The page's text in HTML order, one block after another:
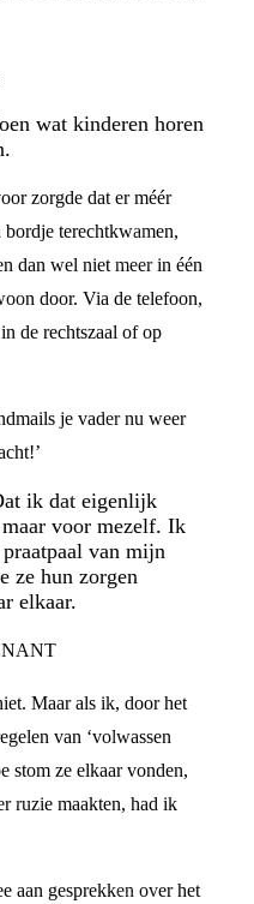
wat kinderen horen
zorgde dat er méér
terechtkwamen,
dan wel niet meer in één
door. Via de telefoon,
de rechtszaal of op
je vader nu weer
ik dat eigenlijk
voor mezelf. Ik
van mijn
ze hun zorgen
elkaar.
Maar als ik, door het
van ‘volwassen
stom ze elkaar vonden,
ruzie maakten, had ik
aan gesprekken over het